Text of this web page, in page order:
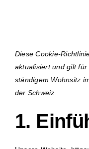
Diese Cookie-
aktualisiert und gilt
ständigem Wohnsitz
der Schweiz
1.